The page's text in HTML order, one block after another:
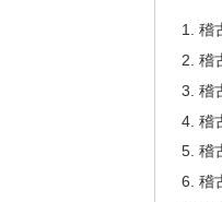
稽
稽
稽
稽
稽
稽